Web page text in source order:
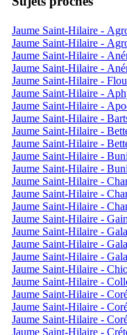
Jaume Saint-Hilaire -
Jaume Saint-Hilaire -
Jaume Saint-Hilaire -
Jaume Saint-Hilaire -
Jaume Saint-Hilaire -
Jaume Saint-Hilaire -
Jaume Saint-Hilaire -
Jaume Saint-Hilaire -
Jaume Saint-Hilaire -
Jaume Saint-Hilaire -
Jaume Saint-Hilaire -
Jaume Saint-Hilaire -
Jaume Saint-Hilaire -
Jaume Saint-Hilaire -
Jaume Saint-Hilaire -
Jaume Saint-Hilaire -
Jaume Saint-Hilaire -
Jaume Saint-Hilaire -
Jaume Saint-Hilaire -
Jaume Saint-Hilaire -
Jaume Saint-Hilaire -
Jaume Saint-Hilaire -
Jaume Saint-Hilaire -
Jaume Saint-Hilaire -
Jaume Saint-Hilaire -